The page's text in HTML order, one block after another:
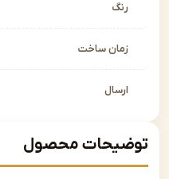
محصول
زمان ساخت